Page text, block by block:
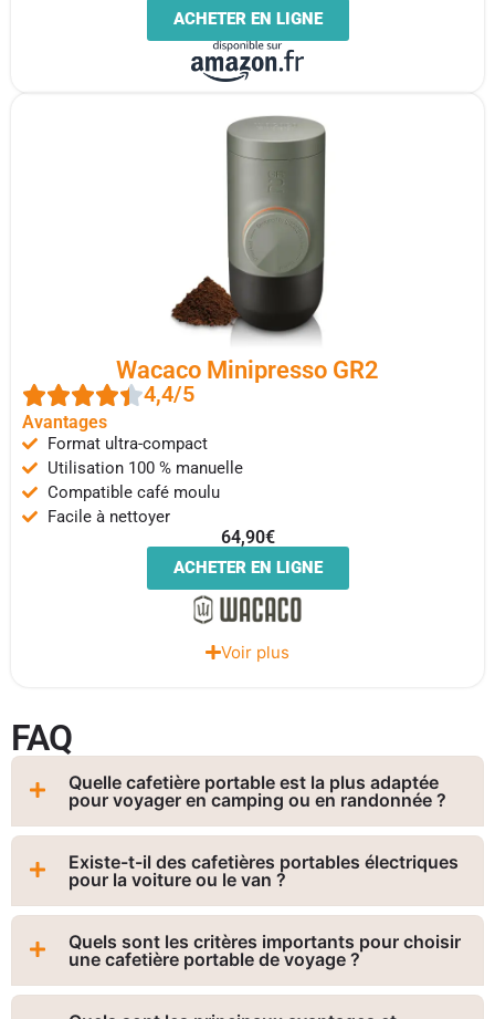
ACHETER EN LIGNE
Wacaco Minipresso GR2
4,4/5
Avantages
Format ultra-compact
Utilisation 100 % manuelle
Compatible café moulu
Facile à nettoyer
64,90€
ACHETER EN LIGNE
Voir plus
FAQ​​​​
Quelle cafetière portable est la plus adaptée
pour voyager en camping ou en randonnée ?
Existe-t-il des cafetières portables électriques
pour la voiture ou le van ?
Quels sont les critères importants pour choisir
une cafetière portable de voyage ?